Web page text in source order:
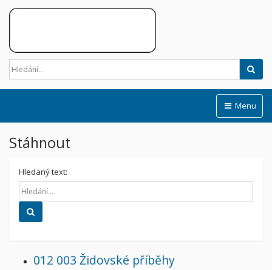
Menu
Stáhnout
Hledaný text:
012 003 Židovské příběhy